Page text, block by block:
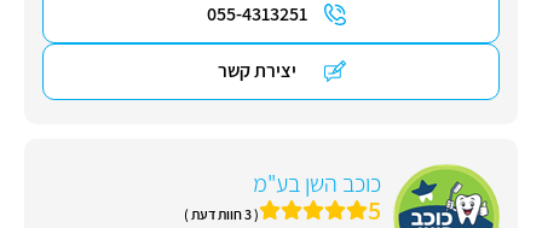
055-4313251
יצירת קשר
כוכב השן בע"מ
5 ( 3 חוות דעת )